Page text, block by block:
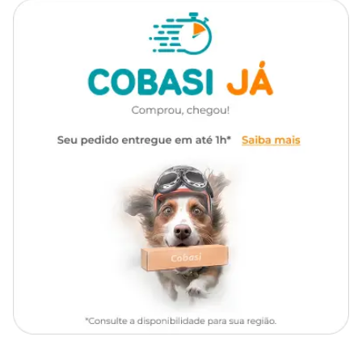
Super Premium Natural
Prime
Unissex
Aqui na Cobasi, você encontra tudo o que seu pet precisa e a
Ração N&D Prime Gatos Adultos Cordeiro e Blueberry
imperdível. Aproveite e compre agora pelo site, App
ou em nossas lojas físicas com ótimas condições.
Diâmetro 8-10mm x Espessura 3-5mm
Carne de ovino (cordeiro), farinha de carne e ossos de ovino (mín.
3%), farinha de peixe, farinha de vísceras de aves, ovo em pó,
farinha de torresmo, amido de batata, amido de mandioca, óleo de
peixe, óleo de frango, polpa de beterraba, casca de ervilha, alfafa
desidratada, lignocelulose, semente de psyllium, levedura seca de
cervejaria, cenoura desidratada, espinafre desidratado, laranja
desidratada, maçã desidratada, extrato de mirtilo (blueberry) (mín.
0,075%), extrato de romã, extrato de chá verde, extrato de aloe vera,
cúrcuma em pó, beta caroteno, aditivos prebióticos (FOS e MOS),